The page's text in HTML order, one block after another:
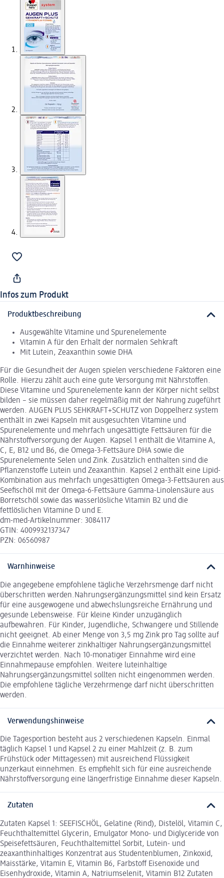
Infos zum Produkt
Produktbeschreibung
Ausgewählte Vitamine und Spurenelemente
Vitamin A für den Erhalt der normalen Sehkraft
Mit Lutein, Zeaxanthin sowie DHA
Für die Gesundheit der Augen spielen verschiedene Faktoren eine
Rolle. Hierzu zählt auch eine gute Versorgung mit Nährstoffen.
Diese Vitamine und Spurenelemente kann der Körper nicht selbst
bilden – sie müssen daher regelmäßig mit der Nahrung zugeführt
werden. AUGEN PLUS SEHKRAFT+SCHUTZ von Doppelherz system
enthält in zwei Kapseln mit ausgesuchten Vitamine und
Spurenelemente und mehrfach ungesättigte Fettsäuren für die
Nährstoffversorgung der Augen. Kapsel 1 enthält die Vitamine A,
C, E, B12 und B6, die Omega-3-Fettsäure DHA sowie die
Spurenelemente Selen und Zink. Zusätzlich enthalten sind die
Pflanzenstoffe Lutein und Zeaxanthin. Kapsel 2 enthält eine Lipid-
Kombination aus mehrfach ungesättigten Omega-3-Fettsäuren aus
Seefischöl mit der Omega-6-Fettsäure Gamma-Linolensäure aus
Borretschöl sowie das wasserlösliche Vitamin B2 und die
fettlöslichen Vitamine D und E.
dm-med-Artikelnummer: 3084117
GTIN: 4009932137347
PZN: 06560987
Warnhinweise
Die angegebene empfohlene tägliche Verzehrsmenge darf nicht
überschritten werden.Nahrungsergänzungsmittel sind kein Ersatz
für eine ausgewogene und abwechslungsreiche Ernährung und
gesunde Lebensweise. Für kleine Kinder unzugänglich
aufbewahren. Für Kinder, Jugendliche, Schwangere und Stillende
nicht geeignet. Ab einer Menge von 3,5 mg Zink pro Tag sollte auf
die Einnahme weiterer zinkhaltiger Nahrungsergänzungsmittel
verzichtet werden. Nach 10-monatiger Einnahme wird eine
Einnahmepause empfohlen. Weitere luteinhaltige
Nahrungsergänzungsmittel sollten nicht eingenommen werden.
Die empfohlene tägliche Verzehrmenge darf nicht überschritten
werden.
Verwendungshinweise
Die Tagesportion besteht aus 2 verschiedenen Kapseln. Einmal
täglich Kapsel 1 und Kapsel 2 zu einer Mahlzeit (z. B. zum
Frühstück oder Mittagessen) mit ausreichend Flüssigkeit
unzerkaut einnehmen. Es empfiehlt sich für eine ausreichende
Nährstoffversorgung eine längerfristige Einnahme dieser Kapseln.
Zutaten
Zutaten Kapsel 1: SEEFISCHÖL, Gelatine (Rind), Distelöl, Vitamin C,
Feuchthaltemittel Glycerin, Emulgator Mono- und Diglyceride von
Speisefettsäuren, Feuchthaltemittel Sorbit, Lutein- und
zeaxanthinhaltiges Konzentrat aus Studentenblumen, Zinkoxid,
Maisstärke, Vitamin E, Vitamin B6, Farbstoff Eisenoxide und
Eisenhydroxide, Vitamin A, Natriumselenit, Vitamin B12 Zutaten